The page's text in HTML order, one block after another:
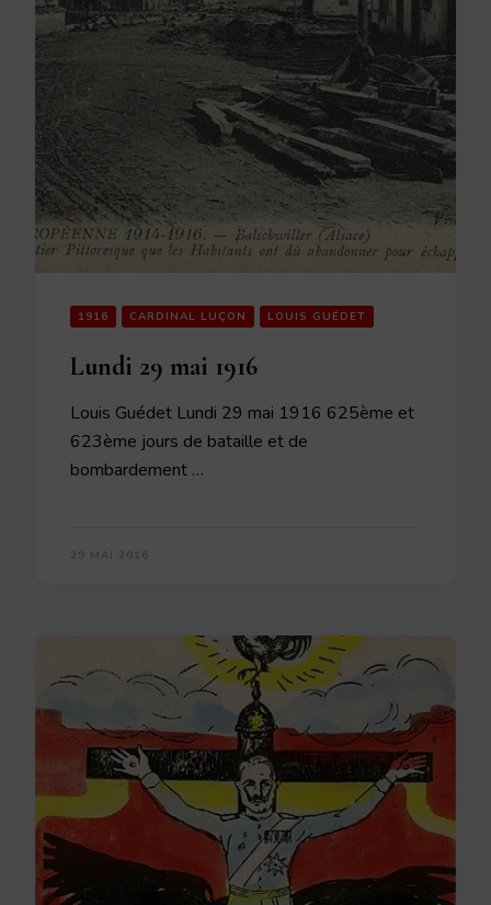
1916 CARDINAL LUÇON LOUIS GUÉDET
Lundi 29 mai 1916
Louis Guédet Lundi 29 mai 1916 625ème et
623ème jours de bataille et de
bombardement …